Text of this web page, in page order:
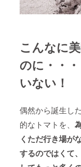
こんなに
のに・・
いない！
偶然から誕生し
的なトマトを、
くただ行き場が
するのではくて